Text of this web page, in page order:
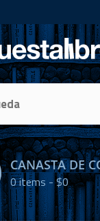
CANASTA DE
0items -$0